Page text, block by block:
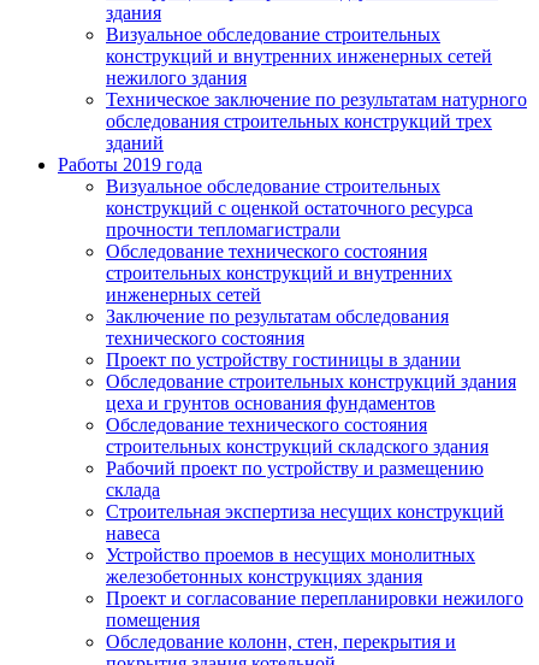
здания
Визуальное обследование строительных
конструкций и внутренних инженерных сетей
нежилого здания
Техническое заключение по результатам натурного
обследования строительных конструкций трех
зданий
Работы 2019 года
Визуальное обследование строительных
конструкций с оценкой остаточного ресурса
прочности тепломагистрали
Обследование технического состояния
строительных конструкций и внутренних
инженерных сетей
Заключение по результатам обследования
технического состояния
Проект по устройству гостиницы в здании
Обследование строительных конструкций здания
цеха и грунтов основания фундаментов
Обследование технического состояния
строительных конструкций складского здания
Рабочий проект по устройству и размещению
склада
Строительная экспертиза несущих конструкций
навеса
Устройство проемов в несущих монолитных
железобетонных конструкциях здания
Проект и согласование перепланировки нежилого
помещения
Обследование колонн, стен, перекрытия и